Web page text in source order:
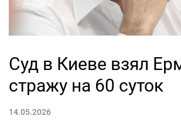
Суд в Киеве взял
стражу на 60 суток
14.05.2026